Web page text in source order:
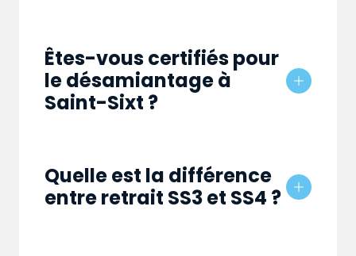
Êtes-vous certifiés pour
le désamiantage à
Saint-Sixt ?
Quelle est la différence
entre retrait SS3 et SS4 ?